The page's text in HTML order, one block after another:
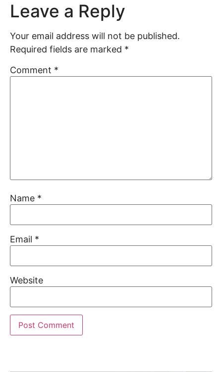
Leave a Reply
Your email address will not be published.
Required fields are marked *
Comment *
Name *
Email *
Website